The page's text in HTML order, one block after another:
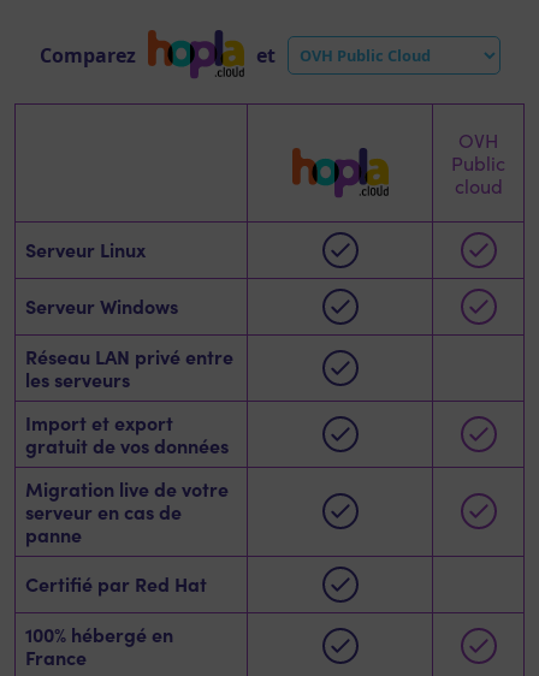
Comparez et
OVH
Public
cloud
Serveur Linux
Serveur Windows
Réseau LAN privé entre
les serveurs
Import et export
gratuit de vos données
Migration live de votre
serveur en cas de
panne
Certifié par Red Hat
100% hébergé en
France